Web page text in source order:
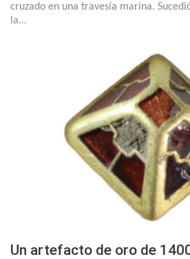
cruzado en una travesía marina.
la…
Un artefacto de oro de